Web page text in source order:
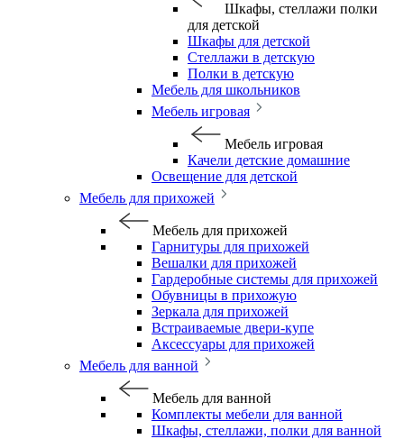
Шкафы, стеллажи полки
для детской
Шкафы для детской
Стеллажи в детскую
Полки в детскую
Мебель для школьников
Мебель игровая
Мебель игровая
Качели детские домашние
Освещение для детской
Мебель для прихожей
Мебель для прихожей
Гарнитуры для прихожей
Вешалки для прихожей
Гардеробные системы для прихожей
Обувницы в прихожую
Зеркала для прихожей
Встраиваемые двери-купе
Аксессуары для прихожей
Мебель для ванной
Мебель для ванной
Комплекты мебели для ванной
Шкафы, стеллажи, полки для ванной